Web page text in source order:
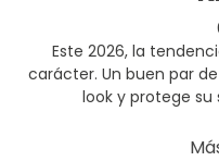
Este 2026, la
carácter. Un buen par
look y protege su